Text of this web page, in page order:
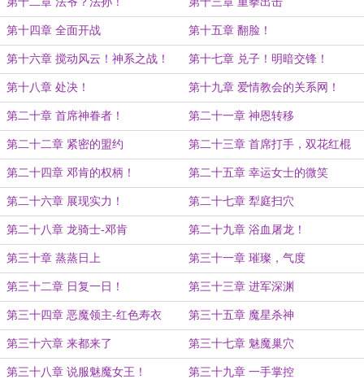
第十四章 全面开战 第十五章 翻脸！
第十六章 搅动风云！神系之战！ 第十七章 兑子！明暗交锋！
第十八章 处决！ 第十九章 爱情教会的关系网！
第二十章 首席神眷者！ 第二十一章 神恩转移
第二十二章 紧密的盟约 第二十三章 首席打手，双花红棍
第二十四章 邓肯的权柄！ 第二十五章 幸运女士的微笑
第二十六章 展现实力！ 第二十七章 犁庭扫穴
第二十八章 龙骑士-邓肯 第二十九章 浴血屠龙！
第三十章 蒸蒸日上 第三十一章 璀璨，气度
第三十二章 日复一日！ 第三十三章 进军深渊
第三十四章 恶魔领主-红色寿衣 第三十五章 魔星杀神
第三十六章 来都来了 第三十七章 魅魔巢穴
第三十八章 说服魅魔女王！ 第三十九章 一手掌控